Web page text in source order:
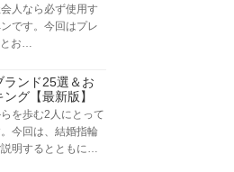
人なら必ず使用す
です。今回はプレ
とお…
ランド25選＆お
グ【最新版】
を歩む2人にとって
今回は、結婚指輪
明するとともに…